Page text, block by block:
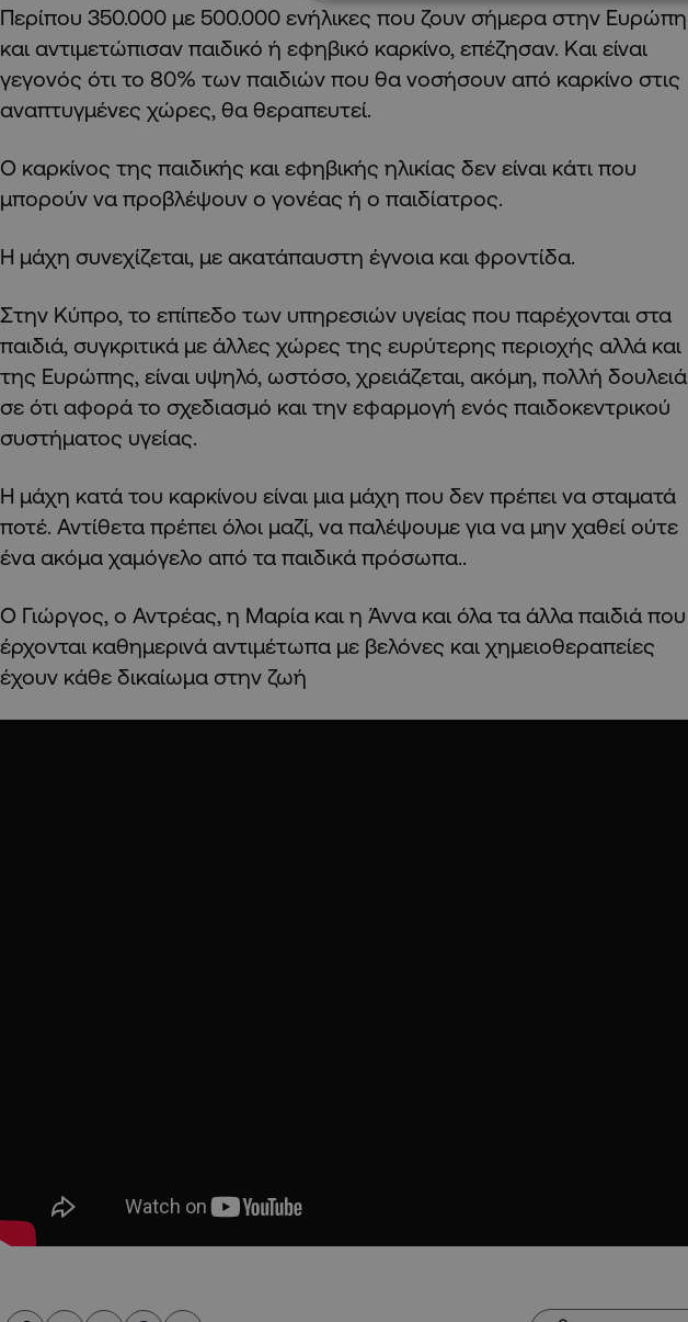
Περίπου 350.000 με 500.000 ενήλικες που ζουν σήμερα στην Ευρώπη
και αντιμετώπισαν παιδικό ή εφηβικό καρκίνο, επέζησαν. Και είναι
γεγονός ότι το 80% των παιδιών που θα νοσήσουν από καρκίνο στις
αναπτυγμένες χώρες, θα θεραπευτεί.
Ο καρκίνος της παιδικής και εφηβικής ηλικίας δεν είναι κάτι που
μπορούν να προβλέψουν ο γονέας ή ο παιδίατρος.
Η μάχη συνεχίζεται, με ακατάπαυστη έγνοια και φροντίδα.
Στην Κύπρο, το επίπεδο των υπηρεσιών υγείας που παρέχονται στα
παιδιά, συγκριτικά με άλλες χώρες της ευρύτερης περιοχής αλλά και
της Ευρώπης, είναι υψηλό, ωστόσο, χρειάζεται, ακόμη, πολλή δουλειά
σε ότι αφορά το σχεδιασμό και την εφαρμογή ενός παιδοκεντρικού
συστήματος υγείας.
Η μάχη κατά του καρκίνου είναι μια μάχη που δεν πρέπει να σταματά
ποτέ. Αντίθετα πρέπει όλοι μαζί, να παλέψουμε για να μην χαθεί ούτε
ένα ακόμα χαμόγελο από τα παιδικά πρόσωπα..
Ο Γιώργος, ο Αντρέας, η Μαρία και η Άννα και όλα τα άλλα παιδιά που
έρχονται καθημερινά αντιμέτωπα με βελόνες και χημειοθεραπείες
έχουν κάθε δικαίωμα στην ζωή